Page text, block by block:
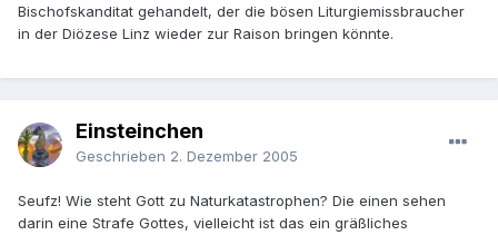
Bischofskanditat gehandelt, der die bösen Liturgiemissbraucher
in der Diözese Linz wieder zur Raison bringen könnte.
Einsteinchen
Geschrieben 2. Dezember 2005
Seufz! Wie steht Gott zu Naturkatastrophen? Die einen sehen
darin eine Strafe Gottes, vielleicht ist das ein gräßliches